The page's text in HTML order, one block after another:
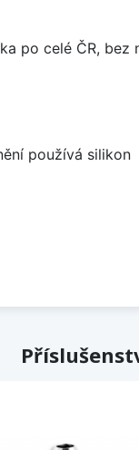
po celé ČR, bez
používá silikon